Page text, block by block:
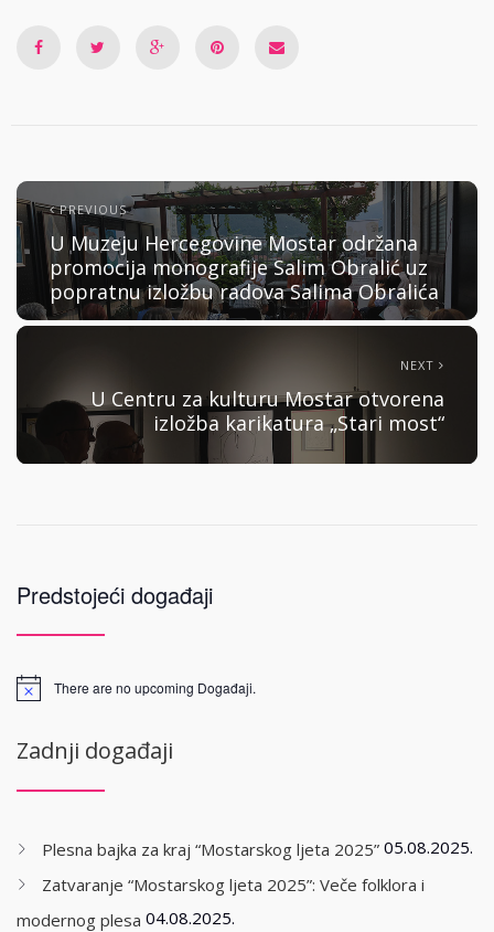
PREVIOUS
U Muzeju Hercegovine Mostar održana
promocija monografije Salim Obralić uz
popratnu izložbu radova Salima Obralića
NEXT
U Centru za kulturu Mostar otvorena
izložba karikatura „Stari most“
Predstojeći događaji
There are no upcoming Događaji.
Zadnji događaji
Plesna bajka za kraj “Mostarskog ljeta 2025” 05.08.2025.
Zatvaranje “Mostarskog ljeta 2025”: Veče folklora i
modernog plesa 04.08.2025.